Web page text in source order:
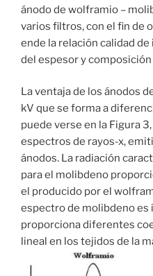
ánodo de wolframio –
varios filtros, con el fin de
ende la relación calidad
del espesor y composición
La ventaja de los ánodos
kV que se forma a
puede verse en la Figura
espectros de rayos-x,
ánodos. La radiación
para el molibdeno
el producido por el
espectro de molibdeno es
proporciona diferentes
lineal en los tejidos de la